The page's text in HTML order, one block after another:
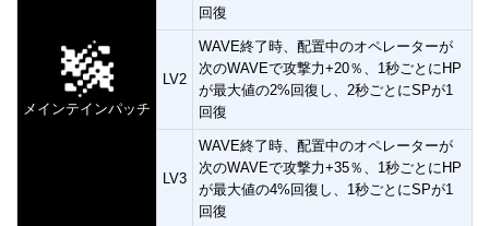
メインテインパッチ
回復
LV2
WAVE終了時、配置中のオペレーターが
次のWAVEで攻撃力+20％、1秒ごとにHP
が最大値の2%回復し、2秒ごとにSPが1
回復
LV3
WAVE終了時、配置中のオペレーターが
次のWAVEで攻撃力+35％、1秒ごとにHP
が最大値の4%回復し、1秒ごとにSPが1
回復